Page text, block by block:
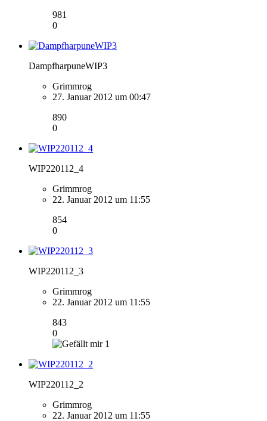
981
0
DampfharpuneWIP3
Grimmrog
27. Januar 2012 um 00:47
890
0
WIP220112_4
Grimmrog
22. Januar 2012 um 11:55
854
0
WIP220112_3
Grimmrog
22. Januar 2012 um 11:55
843
0
1
WIP220112_2
Grimmrog
22. Januar 2012 um 11:55